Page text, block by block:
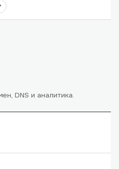
DNS и аналитика.